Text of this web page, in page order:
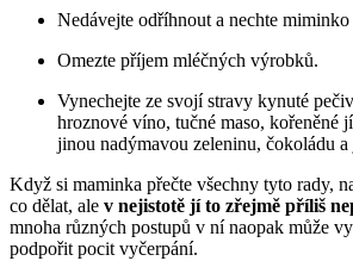
Nedávejte odříhnout a nechte miminko
Omezte příjem mléčných výrobků.
Vynechejte ze svojí stravy kynuté
hroznové víno, tučné maso, kořeněné
jinou nadýmavou zeleninu, čokoládu
Když si maminka přečte všechny tyto rady,
co dělat, ale v nejistotě jí to zřejmě příliš
mnoha různých postupů v ní naopak může
podpořit pocit vyčerpání.